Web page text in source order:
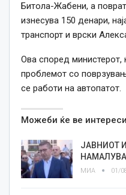
Битола-Жабени, а
изнесува 150 денари,
транспорт и врски
Ова според
проблемот со
се работи на автопатот.
Можеби ќе ве
ЈАВНИОТ
МИА 01/